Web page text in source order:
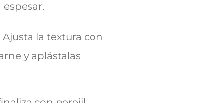
la textura con
y aplástalas